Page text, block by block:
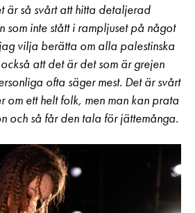
är så svårt att hitta detaljerad
som inte stått i rampljuset på något
vilja berätta om alla palestinska
att det är det som är grejen
ofta säger mest. Det är svårt
om ett helt folk, men man kan prata
och så får den tala för jättemånga.